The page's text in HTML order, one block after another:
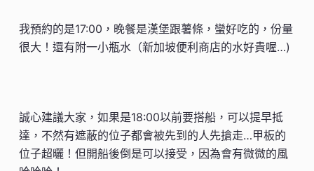
我預約的是17:00，晚餐是漢堡跟薯條，蠻好吃的，份量
很大！還有附一小瓶水（新加坡便利商店的水好貴喔…)
誠心建議大家，如果是18:00以前要搭船，可以提早抵
達，不然有遮蔽的位子都會被先到的人先搶走…甲板的
位子超曬！但開船後倒是可以接受，因為會有微微的風